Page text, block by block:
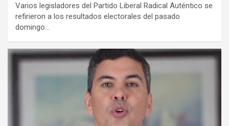
Varios legisladores del Partido Liberal Radical Auténtico se
refirieron a los resultados electorales del pasado
domingo…